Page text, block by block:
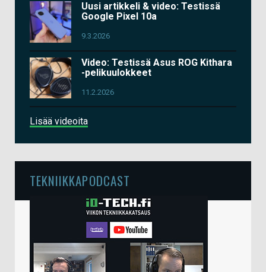
Uusi artikkeli & video: Testissä
Google Pixel 10a
9.3.2026
Video: Testissä Asus ROG Kithara
-pelikuulokkeet
11.2.2026
Lisää videoita
TEKNIIKKAPODCAST